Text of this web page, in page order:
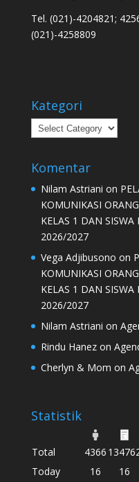
Tel. (021)-4204821;
(021)-4258809
Kategori
Kategori
Komentar
Nilam Astriani on
KOMUNIKASI
KELAS 1 DAN
2026/2027
Vega Adjibusono on
KOMUNIKASI
KELAS 1 DAN
2026/2027
Nilam Astriani on
Rindu Hanezon
Cherlyn & Mom on
Statistik
Total 4366
Today
16 16